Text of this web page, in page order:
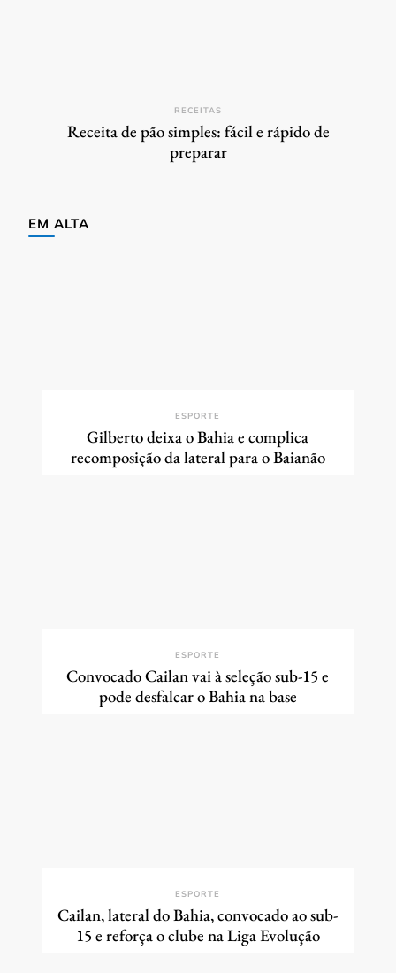
RECEITAS
Receita de pão simples: fácil e rápido de
preparar
EM ALTA
ESPORTE
Gilberto deixa o Bahia e complica
recomposição da lateral para o Baianão
ESPORTE
Convocado Cailan vai à seleção sub-15 e
pode desfalcar o Bahia na base
ESPORTE
Cailan, lateral do Bahia, convocado ao sub-
15 e reforça o clube na Liga Evolução